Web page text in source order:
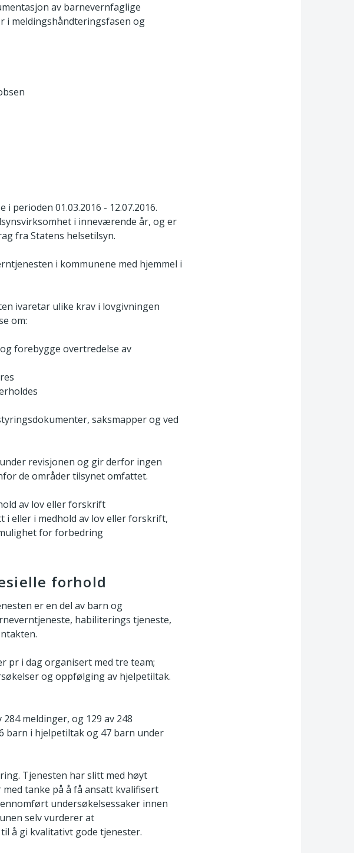
av barnevernfaglige
i meldingshåndteringsfasen og
perioden 01.03.2016 - 12.07.2016.
i inneværende år, og er
fra Statens helsetilsyn.
i kommunene med hjemmel i
ivaretar ulike krav i lovgivningen
om:
forebygge overtredelse av
saksmapper og ved
revisjonen og gir derfor ingen
de områder tilsynet omfattet.
av lov eller forskrift
i eller i medhold av lov eller forskrift,
for forbedring
forhold
er en del av barn og
habiliterings­ tjeneste,
pr i dag organisert med tre team;
og oppfølging av hjelpetiltak.
meldinger, og 129 av 248
barn i hjelpetiltak og 47 barn under
Tjenesten har slitt med høyt
tanke på å få ansatt kvalifisert
undersøkelsessaker innen
selv vurderer at
å gi kvalitativt gode tjenester.